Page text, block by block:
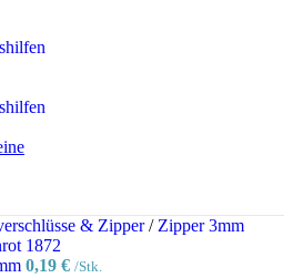
& Zipper/ Zipper 3mm
0,19 € /Stk.